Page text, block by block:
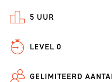
5 UUR
LEVEL 0
GELIMITEERD